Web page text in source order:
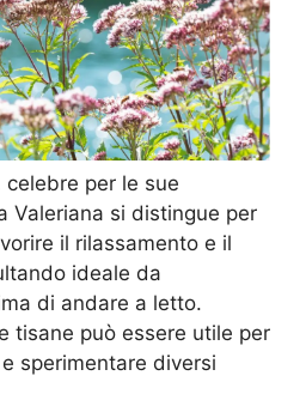
per le sue
Valeriana si distingue per
il rilassamento e il
ideale da
di andare a letto.
tisane può essere utile per
sperimentare diversi